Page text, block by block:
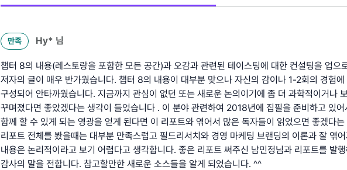
만족 Hy* 님
챕터 8의 내용(레스토랑을 포함한 모든 공간)과 오감과 관련된 테이스팅에 대한 컨설팅을 업으
저자의 글이 매우 반가웠습니다. 챕터 8의 내용이 대부분 맞으나 자신의 감이나 1-2회의 경험
구성되어 안타까웠습니다. 지금까지 관심이 없던 또는 새로운 논의이기에 좀 더 과학적이거나
꾸며졌다면 좋았겠다는 생각이 들었습니다 . 이 분야 관련하여 2018년에 집필을 준비하고 있
함께 할 수 있게 되는 영광을 얻게 된다면 이 리포트와 엮어서 많은 독자들이 읽었으면 좋겠다
리포트 전체를 봤을때는 대부분 만족스럽고 필드리서치와 경영 마케팅 브랜딩의 이론과 잘 엮
내용은 논리적이라고 보기 어렵다고 생각합니다. 좋은 리포트 써주신 남민정님과 리포트를 발
감사의 말을 전합니다. 참고할만한 새로운 소스들을 알게 되었습니다. ^^